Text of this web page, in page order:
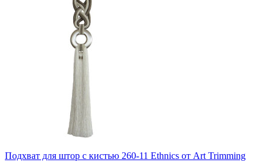
Подхват для штор с кистью 260-11 Ethnics от Art Trimming